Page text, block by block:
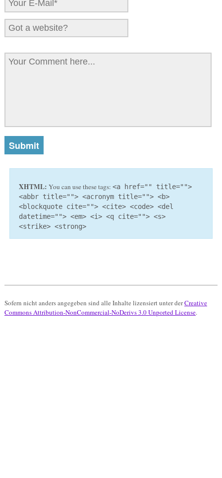
XHTML: You can use these tags: <a href="" title="">
<abbr title=""> <acronym title=""> <b>
<blockquote cite=""> <cite> <code> <del
datetime=""> <em> <i> <q cite=""> <s>
<strike> <strong>
Sofern nicht anders angegeben sind alle Inhalte lizensiert unter derCreative
Commons Attribution-NonCommercial-NoDerivs 3.0 Unported License.